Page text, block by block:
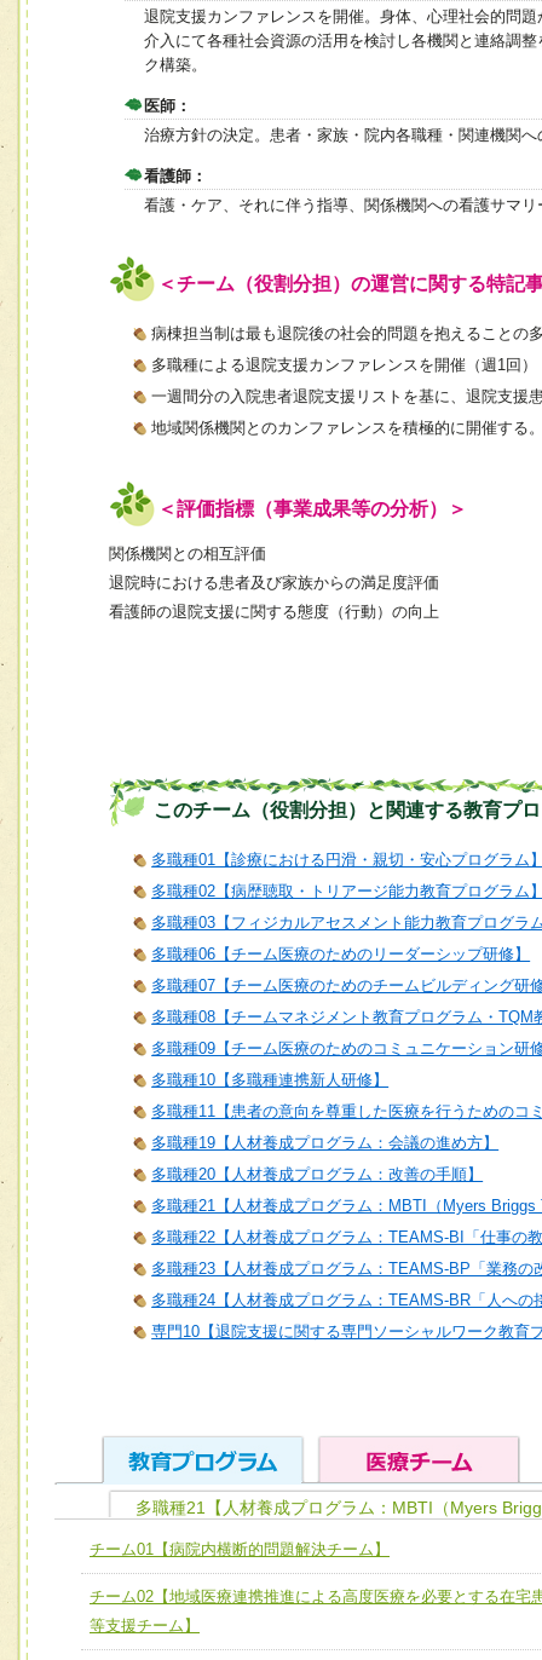
退院支援カンファレンスを開催。身体、心理社会的問
介入にて各種社会資源の活用を検討し各機関と連絡調
ク構築。
医師：
治療方針の決定。患者・家族・院内各職種・関連機関
看護師：
看護・ケア、それに伴う指導、関係機関への看護サマリ
＜チーム（役割分担）の運営に関する特記
病棟担当制は最も退院後の社会的問題を抱えることの
多職種による退院支援カンファレンスを開催（週1回）
一週間分の入院患者退院支援リストを基に、退院支援
地域関係機関とのカンファレンスを積極的に開催する
＜評価指標（事業成果等の分析）＞
関係機関との相互評価
退院時における患者及び家族からの満足度評価
看護師の退院支援に関する態度（行動）の向上
このチーム（役割分担）と関連する教育プ
多職種01【診療における円滑・親切・安心プログラム
多職種02【病歴聴取・トリアージ能力教育プログラム
多職種03【フィジカルアセスメント能力教育プログラ
多職種06【チーム医療のためのリーダーシップ研修】
多職種07【チーム医療のためのチームビルディング研
多職種08【チームマネジメント教育プログラム・TQM
多職種09【チーム医療のためのコミュニケーション研
多職種10【多職種連携新人研修】
多職種11【患者の意向を尊重した医療を行うためのコ
多職種19【人材養成プログラム：会議の進め方】
多職種20【人材養成プログラム：改善の手順】
多職種21【人材養成プログラム：MBTI（Myers
多職種22【人材養成プログラム：TEAMS-BI「仕事の
多職種23【人材養成プログラム：TEAMS-BP「業務の
多職種24【人材養成プログラム：TEAMS-BR「人への
専門10【退院支援に関する専門ソーシャルワーク教育
ユニット１ 医療人としての基礎能力
全人的医療を実践する医療人として、必要な基礎能力を身
ける
ユニット２ チーム医療構成力
チーム01【病院内横断的問題解決チーム】
チーム02【地域医療連携推進による高度医療を必要とする
宅患者等支援チーム】
多職種21【人材養成プログラム：MBTI（Myers
チーム01【病院内横断的問題解決チーム】
チーム02【地域医療連携推進による高度医療を必要とする在宅
等支援チーム】